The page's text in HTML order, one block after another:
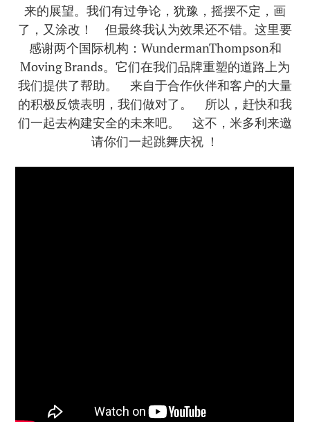
来的展望。我们有过争论，犹豫，摇摆不定，画
了，又涂改！ 但最终我认为效果还不错。这里要
感谢两个国际机构：WundermanThompson和
Moving Brands。它们在我们品牌重塑的道路上为
我们提供了帮助。 来自于合作伙伴和客户的大量
的积极反馈表明，我们做对了。 所以，赶快和我
们一起去构建安全的未来吧。 这不，米多利来邀
请你们一起跳舞庆祝 ！